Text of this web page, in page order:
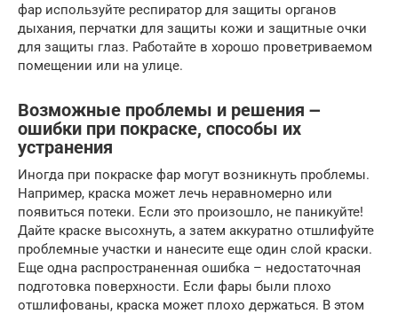
фар используйте респиратор для защиты органов
дыхания, перчатки для защиты кожи и защитные очки
для защиты глаз. Работайте в хорошо проветриваемом
помещении или на улице.
Возможные проблемы и решения ౼
ошибки при покраске, способы их
устранения
Иногда при покраске фар могут возникнуть проблемы.
Например, краска может лечь неравномерно или
появиться потеки. Если это произошло, не паникуйте!
Дайте краске высохнуть, а затем аккуратно отшлифуйте
проблемные участки и нанесите еще один слой краски.
Еще одна распространенная ошибка – недостаточная
подготовка поверхности. Если фары были плохо
отшлифованы, краска может плохо держаться. В этом